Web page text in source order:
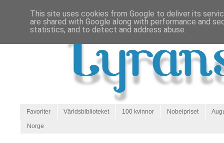
Favoriter Världsbiblioteket 100 kvinnor Nobelpriset
Norge
This site uses cookies from Google to deliver its
are shared with Google along with performance and
statistics, and to detect and address abuse.